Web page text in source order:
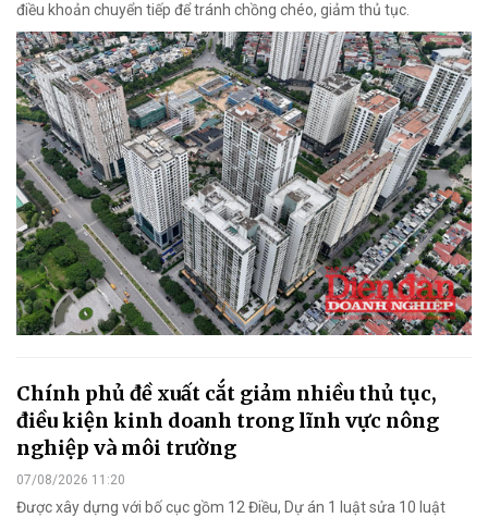
điều khoản chuyển tiếp để tránh chồng chéo, giảm thủ tục.
Chính phủ đề xuất cắt giảm nhiều thủ tục,
điều kiện kinh doanh trong lĩnh vực nông
nghiệp và môi trường
07/08/2026 11:20
Được xây dựng với bố cục gồm 12 Điều, Dự án 1 luật sửa 10 luật